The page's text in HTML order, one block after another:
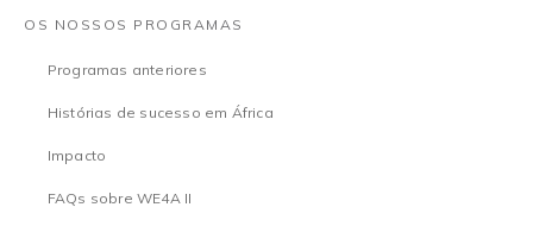
OS NOSSOS PROGRAMAS
Programas anteriores
Histórias de sucesso em África
Impacto
FAQs sobre WE4A II